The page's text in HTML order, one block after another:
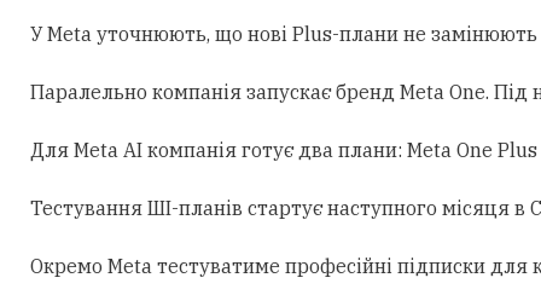
У Meta уточнюють, що нові Plus-плани не замінюють
Паралельно компанія запускає бренд Meta One. Під
Для Meta AI компанія готує два плани: Meta One
Тестування ШІ-планів стартує наступного місяця в
Окремо Meta тестуватиме професійні підписки для